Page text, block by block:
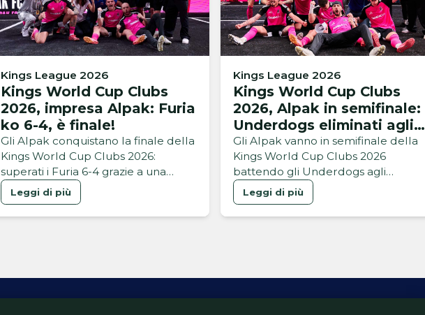
Kings League 2026
Kings World Cup Clubs
2026, impresa Alpak: Furia
ko 6-4, è finale!
Gli Alpak conquistano la finale della
Kings World Cup Clubs 2026:
superati i Furia 6-4 grazie a una
perla di Gelsi
Leggi di più
Kings League 2026
Kings World Cup Clubs
2026, Alpak in semifinale:
Underdogs eliminati agli
shootout
Gli Alpak vanno in semifinale della
Kings World Cup Clubs 2026
battendo gli Underdogs agli
shootout, proprio come due mesi
Leggi di più